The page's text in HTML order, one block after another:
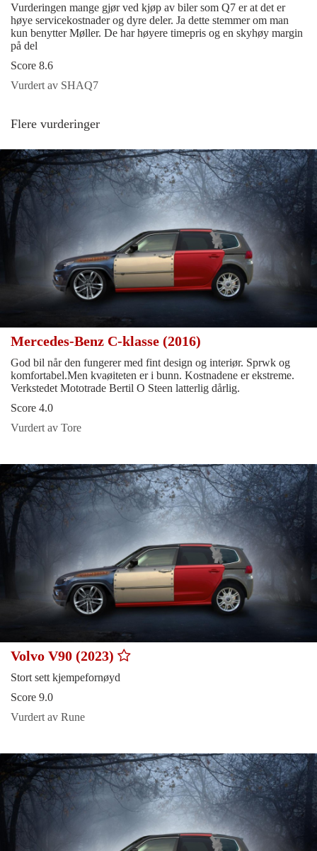
Vurderingen mange gjør ved kjøp av biler som Q7 er at det er
høye servicekostnader og dyre deler. Ja dette stemmer om man
kun benytter Møller. De har høyere timepris og en skyhøy margin
på del
Score 8.6
Vurdert av SHAQ7
Flere vurderinger
Mercedes-Benz C-klasse (2016)
God bil når den fungerer med fint design og interiør. Sprwk og
komfortabel.Men kvaøiteten er i bunn. Kostnadene er ekstreme.
Verkstedet Mototrade Bertil O Steen latterlig dårlig.
Score 4.0
Vurdert av Tore
Volvo V90 (2023)
Stort sett kjempefornøyd
Score 9.0
Vurdert av Rune